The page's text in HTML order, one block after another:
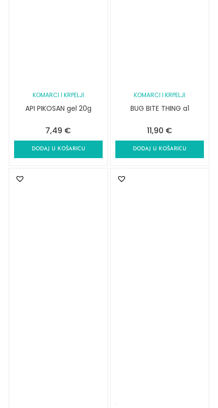
KOMARCI I KRPELJI
API PIKOSAN gel 20g
7,49 €
DODAJ U KOŠARICU
KOMARCI I KRPELJI
BUG BITE THING a1
11,90 €
DODAJ U KOŠARICU